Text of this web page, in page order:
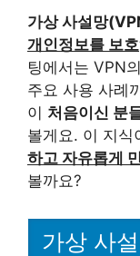
가상 사설망
개인정보를 보호
팅에서는 VPN
주요 사용 사례
이 처음이신 분
볼게요. 이 지식
하고 자유롭게
볼까요?
가상 사